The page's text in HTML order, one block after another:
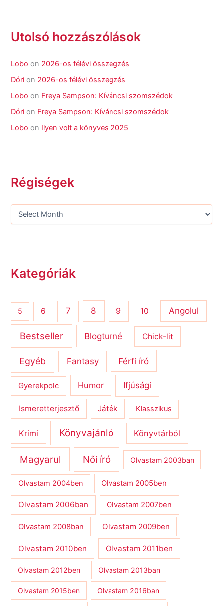
Utolsó hozzászólások
Lobo on 2026-os félévi összegzés
Dóri on 2026-os félévi összegzés
Lobo on Freya Sampson: Kíváncsi szomszédok
Dóri on Freya Sampson: Kíváncsi szomszédok
Lobo on Ilyen volt a könyves 2025
Régiségek
Kategóriák
5 6 7 8 9 10 Angolul
Bestseller Blogturné Chick-lit
Egyéb Fantasy Férfi író
Gyerekpolc Humor Ifjúsági
Ismeretterjesztő Játék Klasszikus
Krimi Könyvajánló Könyvtárból
Magyarul Női író Olvastam 2003ban
Olvastam 2004ben Olvastam 2005ben
Olvastam 2006ban Olvastam 2007ben
Olvastam 2008ban Olvastam 2009ben
Olvastam 2010ben Olvastam 2011ben
Olvastam 2012ben Olvastam 2013ban
Olvastam 2015ben Olvastam 2016ban